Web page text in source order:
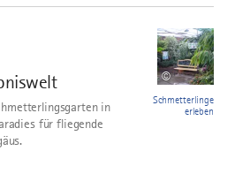
©
in
für fliegende
Schmetterlinge
erleben